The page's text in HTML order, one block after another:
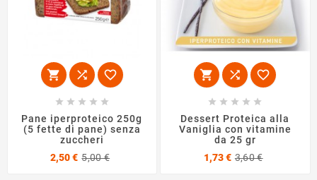
  
    
Pane iperproteico 250g
(5 fette di pane) senza
zuccheri
2,50 € 5,00 €
  
    
Dessert Proteica alla
Vaniglia con vitamine
da 25 gr
1,73 € 3,60 €